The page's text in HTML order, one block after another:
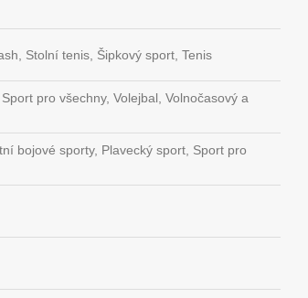
Stolní tenis, Šipkový sport, Tenis
pro všechny, Volejbal, Volnočasový a
bojové sporty, Plavecký sport, Sport pro